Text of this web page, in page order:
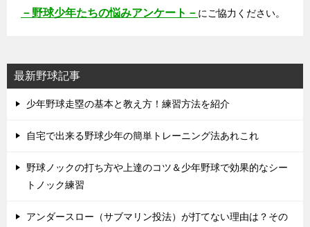
－野球少年たちの悩みアンケート－ にご協力ください。
最新野球記事
少年野球走塁の基本と教え方！練習方法を紹介
自宅で出来る野球少年の簡単トレーニング法あれこれ
野球ノックの打ち方や上達のコツ＆少年野球で効果的なシー
トノック練習
アンダースロー（サブマリン投法）が打てない理由は？その